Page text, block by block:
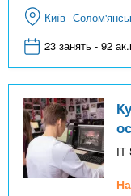
Київ
23 занять - 92
IT